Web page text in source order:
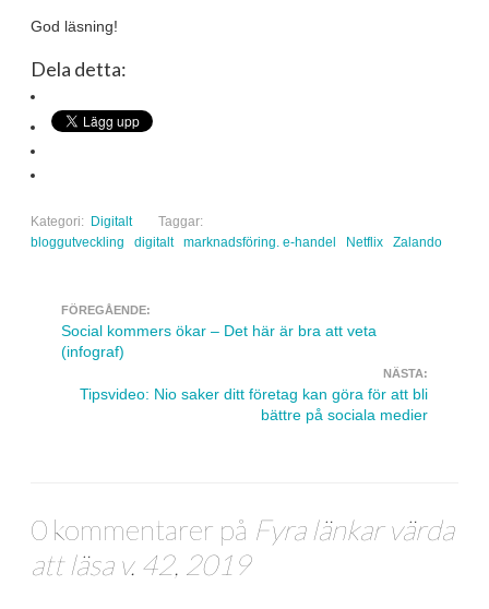
God läsning!
Dela detta:
Kategori: Digitalt
Taggar:
bloggutveckling
digitalt marknadsföring. e-handel Netflix Zalando
Navigera inlägg
FÖREGÅENDE:
Social kommers ökar – Det här är bra att veta
(infograf)
NÄSTA:
Tipsvideo: Nio saker ditt företag kan göra för att bli
bättre på sociala medier
0 kommentarer på Fyra länkar värda
att läsa v. 42, 2019